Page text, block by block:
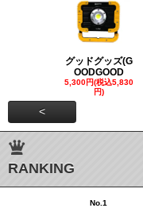
グッドグッズ(G
OODGOOD
5,300円(税込5,830
円)
<
RANKING
No.1